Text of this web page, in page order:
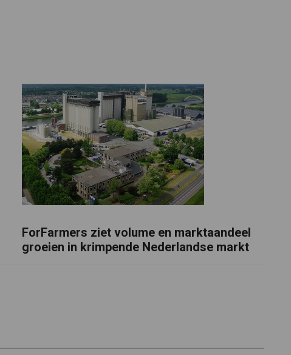
ForFarmers ziet volume en marktaandeel
groeien in krimpende Nederlandse markt